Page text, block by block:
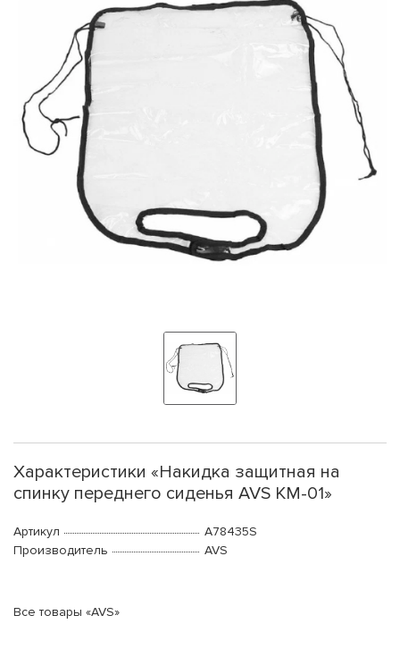
Характеристики «Накидка защитная на
спинку переднего сиденья AVS KM-01»
Артикул
A78435S
Производитель
AVS
Все товары «AVS»